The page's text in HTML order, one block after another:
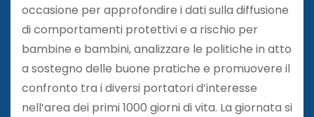
occasione per approfondire i dati sulla diffusione
di comportamenti protettivi e a rischio per
bambine e bambini, analizzare le politiche in atto
a sostegno delle buone pratiche e promuovere il
confronto tra i diversi portatori d’interesse
nell’area dei primi 1000 giorni di vita. La giornata si